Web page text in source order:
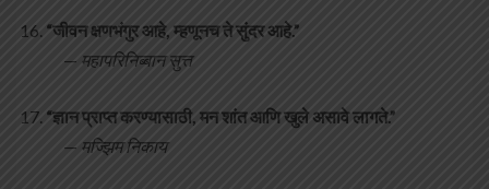
“जीवन क्षणभंगुर आहे, म्हणूनच ते सुंदर आहे.”
— महापरिनिब्बान सुत्त
“ज्ञान प्राप्त करण्यासाठी, मन शांत आणि खुले असावे लागते.”
— मज्झिम निकाय